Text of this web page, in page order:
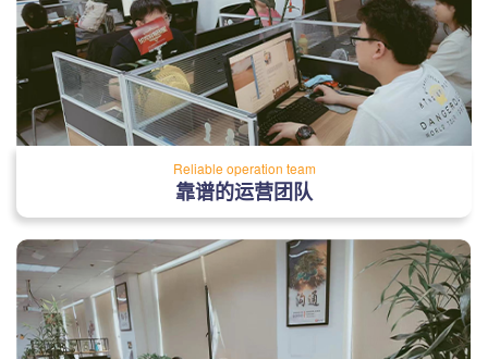
Reliable operation team
靠谱的运营团队